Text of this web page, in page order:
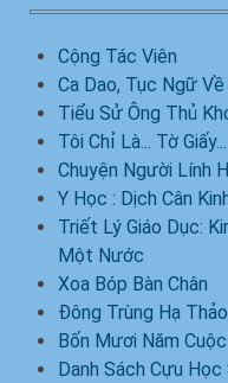
Cộng Tác Viên
Ca Dao, Tục Ngữ
Tiểu Sử Ông Thủ
Tôi Chỉ Là... Tờ Giấy...
Chuyện Người Lính
Y Học : Dịch Cân
Triết Lý Giáo Dục:
Một Nước
Xoa Bóp Bàn Chân
Đông Trùng Hạ
Bốn Mươi Năm
Danh Sách Cựu